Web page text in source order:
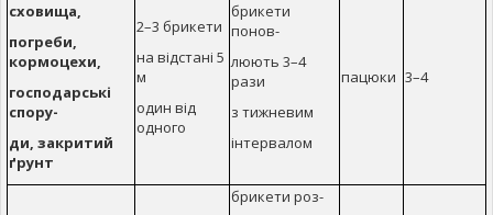
сховища,
погреби,
кормоцехи,
господарські
спору-
ди, закритий
ґрунт
2–3 брикети
на відстані 5
м
один від
одного
брикети
понов-
люють 3–4
рази
з тижневим
інтервалом
пацюки 3–4
брикети роз-